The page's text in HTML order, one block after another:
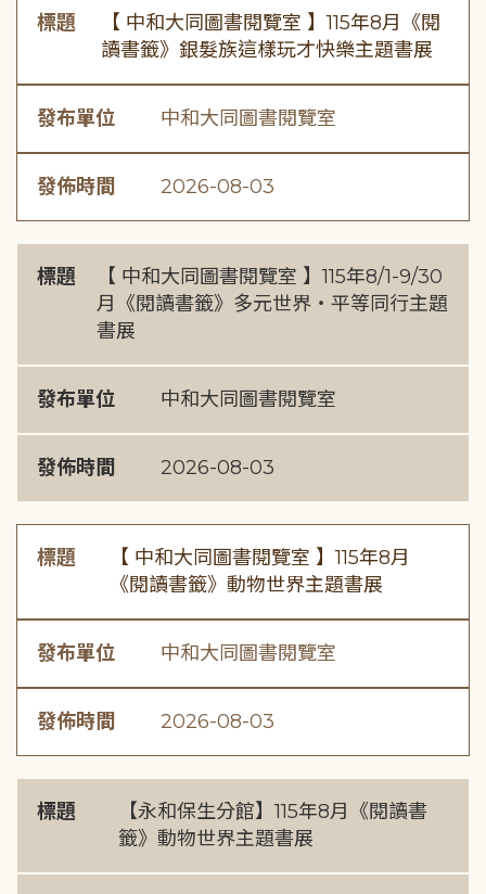
標題
【 中和大同圖書閱覽室 】115年8月《閱
讀書籤》銀髮族這樣玩才快樂主題書展
發布單位 中和大同圖書閱覽室
發佈時間 2026-08-03
標題
【 中和大同圖書閱覽室 】115年8/1-9/30
月《閱讀書籤》多元世界・平等同行主題
書展
發布單位 中和大同圖書閱覽室
發佈時間 2026-08-03
標題
【 中和大同圖書閱覽室 】115年8月
《閱讀書籤》動物世界主題書展
發布單位 中和大同圖書閱覽室
發佈時間 2026-08-03
標題
【永和保生分館】115年8月《閱讀書
籤》動物世界主題書展